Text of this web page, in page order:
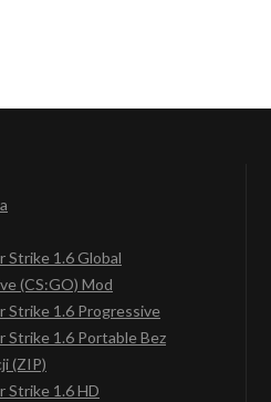
Strike 1.6 Global
(CS:GO) Mod
Strike 1.6 Progressive
Strike 1.6 Portable Bez
(ZIP)
Strike 1.6 HD